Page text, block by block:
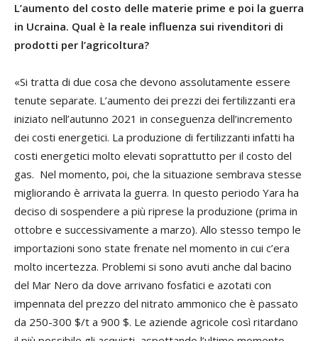
L’aumento del costo delle materie prime e poi la guerra
in Ucraina. Qual è la reale influenza sui rivenditori di
prodotti per l’agricoltura?
«Si tratta di due cosa che devono assolutamente essere
tenute separate. L’aumento dei prezzi dei fertilizzanti era
iniziato nell’autunno 2021 in conseguenza dell’incremento
dei costi energetici. La produzione di fertilizzanti infatti ha
costi energetici molto elevati soprattutto per il costo del
gas. Nel momento, poi, che la situazione sembrava stesse
migliorando è arrivata la guerra. In questo periodo Yara ha
deciso di sospendere a più riprese la produzione (prima in
ottobre e successivamente a marzo). Allo stesso tempo le
importazioni sono state frenate nel momento in cui c’era
molto incertezza. Problemi si sono avuti anche dal bacino
del Mar Nero da dove arrivano fosfatici e azotati con
impennata del prezzo del nitrato ammonico che è passato
da 250-300 $/t a 900 $. Le aziende agricole così ritardano